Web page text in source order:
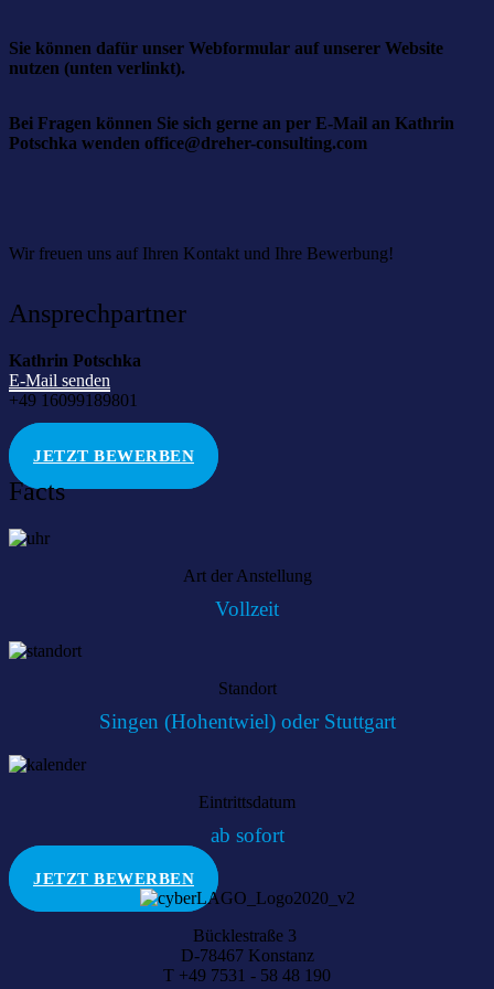
Sie können dafür unser Webformular auf unserer Website
nutzen (unten verlinkt).
Bei Fragen können Sie sich gerne an per E-Mail an Kathrin
Potschka wenden office@dreher-consulting.com
Wir freuen uns auf Ihren Kontakt und Ihre Bewerbung!
Ansprechpartner
Kathrin Potschka
E-Mail senden
+49 16099189801
JETZT BEWERBEN
Facts
Art der Anstellung
Vollzeit
Standort
Singen (Hohentwiel) oder Stuttgart
Eintrittsdatum
ab sofort
JETZT BEWERBEN
Bücklestraße 3
D-78467 Konstanz
T +49 7531 - 58 48 190